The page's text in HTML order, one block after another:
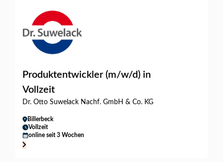
Produktentwickler (m/w/d) in
Vollzeit
Dr. Otto Suwelack Nachf. GmbH & Co. KG
Billerbeck
Vollzeit
online seit 3 Wochen